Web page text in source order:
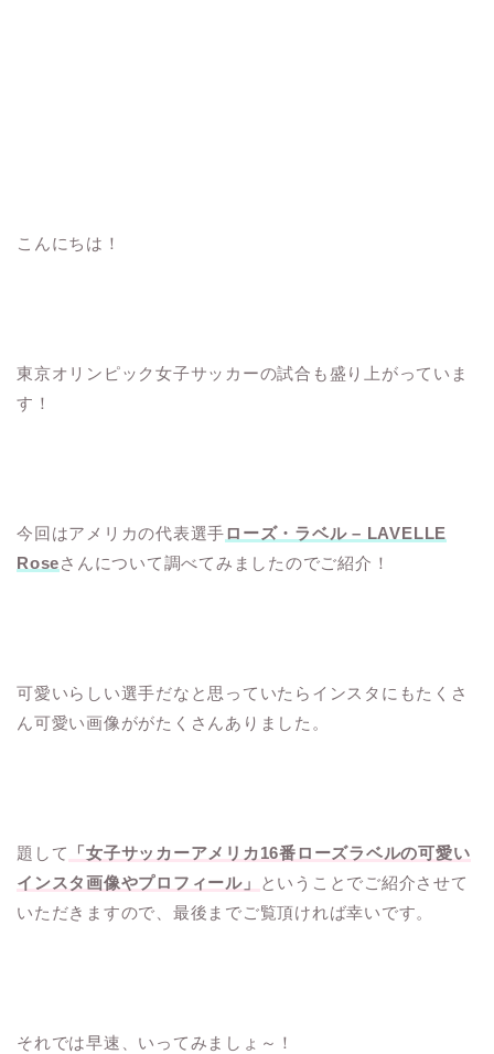
こんにちは！
東京オリンピック女子サッカーの試合も盛り上がっていま
す！
今回はアメリカの代表選手 ローズ・ラベル – LAVELLE
Roseさんについて調べてみましたのでご紹介！
可愛いらしい選手だなと思っていたらインスタにもたくさ
ん可愛い画像ががたくさんありました。
題して
「女子サッカーアメリカ16番ローズラベルの可愛い
インスタ画像やプロフィール」
ということでご紹介させて
いただきますので、最後までご覧頂ければ幸いです。
それでは早速、いってみましょ～！